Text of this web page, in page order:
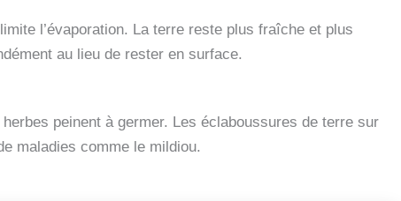
l’évaporation. La terre reste plus fraîche et plus
au lieu de rester en surface.
peinent à germer. Les éclaboussures de terre sur
maladies comme le mildiou.